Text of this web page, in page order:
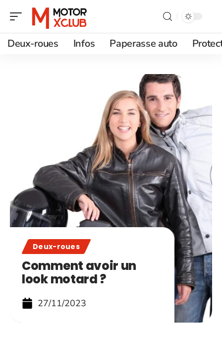
Deux-roues Infos Paperasse auto
Deux-roues
Comment avoir un
look motard ?
27/11/2023